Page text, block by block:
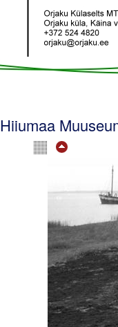
Hiiumaa